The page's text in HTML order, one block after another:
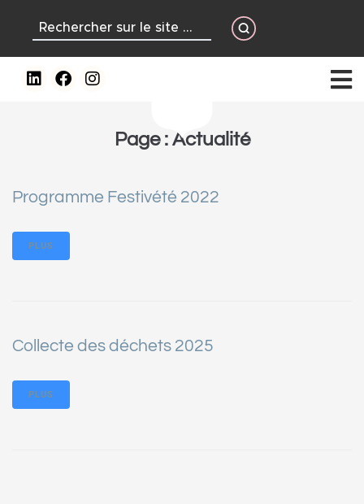
principal
Page : Actualité
Programme Festivété 2022
PLUS
Collecte des déchets 2025
PLUS